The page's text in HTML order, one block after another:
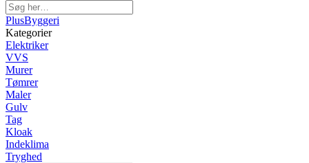
PlusByggeri
Kategorier
Elektriker
VVS
Murer
Tømrer
Maler
Gulv
Tag
Kloak
Indeklima
Tryghed